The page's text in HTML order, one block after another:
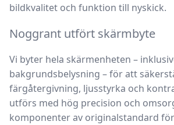
bildkvalitet och funktion till nyskick.
Noggrant utfört skärmbyte
Vi byter hela skärmenheten –
bakgrundsbelysning – för att
färgåtergivning, ljusstyrka och
utförs med hög precision och
komponenter av originalstandard för